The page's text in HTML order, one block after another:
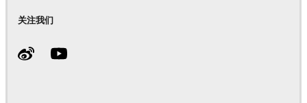
关注我们